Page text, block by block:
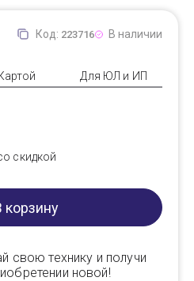
Код: 223716 В наличии
Для ЮЛ и ИП
скидкой
корзину
свою технику и получи
новой!